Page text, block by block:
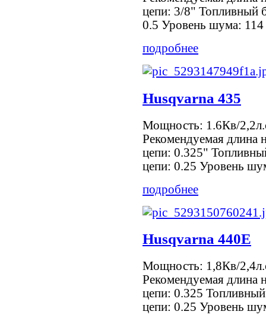
цепи: 3/8" Топливный
0.5 Уровень шума: 114
подробнее
Husqvarna 435
Мощность: 1.6Кв/
Рекомендуемая
цепи: 0.325"
цепи: 0.25 Уровень
подробнее
Husqvarna 440Е
Мощность: 1,8Кв/
Рекомендуемая
цепи: 0.325
цепи: 0.25 Уровень